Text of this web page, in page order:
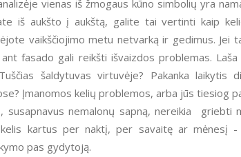
iš aukšto į aukštą, galite tai vertinti kaip
vaikščiojimo metu netvarką ir gedimus. Jei
fasado gali reikšti išvaizdos problemas.
šaldytuvas virtuvėje? Pakanka
Įmanomos kelių problemos, arba jūs tiesiog
kartus per naktį, per savaitę ar mėnesį
pas gydytoją.